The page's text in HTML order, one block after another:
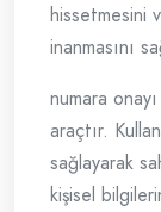
hissetmesini
inanmasını
numara
araçtır.
sağlayarak
kişisel